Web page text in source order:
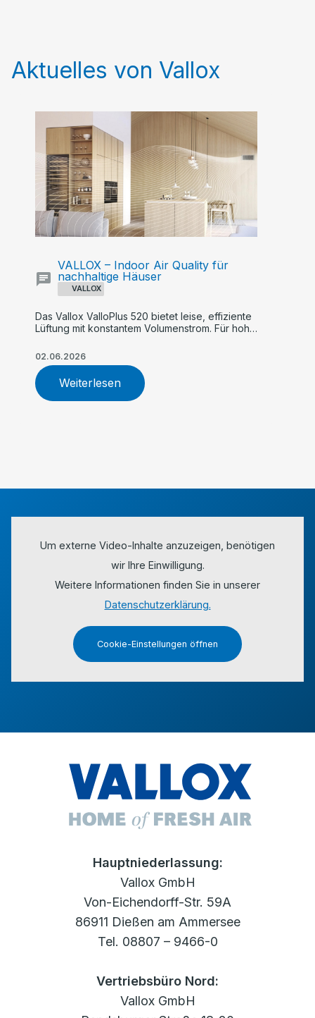
Aktuelles von Vallox
VALLOX
VALLOX – Indoor Air Quality für
nachhaltige Häuser
Das Vallox ValloPlus 520 bietet leise, effiziente
Lüftung mit konstantem Volumenstrom. Für hohe
maximalen Komfort im Einfamilienhaus.
02.06.2026
Weiterlesen
Um externe Video-Inhalte anzuzeigen, benötigen
wir Ihre Einwilligung.
Weitere Informationen finden Sie in unserer
Datenschutzerklärung.
Cookie-Einstellungen öffnen
Hauptniederlassung:
Vallox GmbH
Von-Eichendorff-Str. 59A
86911 Dießen am Ammersee
Tel. 08807 – 9466-0
Vertriebsbüro Nord:
Vallox GmbH